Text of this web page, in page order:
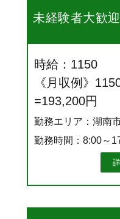
未経験者大歓
時給：1150
《月収例》
=193,200円
勤務エリア：湖南
勤務時間：8:00～